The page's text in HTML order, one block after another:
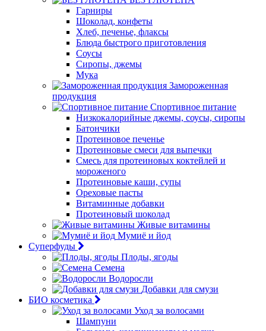
Гарниры
Шоколад, конфеты
Хлеб, печенье, флаксы
Блюда быстрого приготовления
Соусы
Сиропы, джемы
Мука
Замороженная
продукция
Спортивное питание
Низкокалорийные джемы, соусы, сиропы
Батончики
Протеиновое печенье
Протеиновые смеси для выпечки
Смесь для протеиновых коктейлей и
мороженого
Протеиновые каши, супы
Ореховые пасты
Витаминные добавки
Протеиновый шоколад
Живые витамины
Мумиё и йод
Суперфуды
Плоды, ягоды
Семена
Водоросли
Добавки для смузи
БИО косметика
Уход за волосами
Шампуни